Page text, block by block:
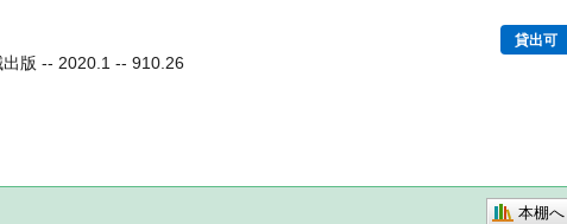
貸出可
版 -- 2020.1 -- 910.26
本棚へ